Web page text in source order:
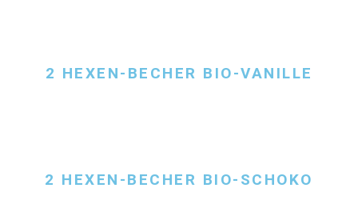
2 HEXEN-BECHER BIO-VANILLE
2 HEXEN-BECHER BIO-SCHOKO